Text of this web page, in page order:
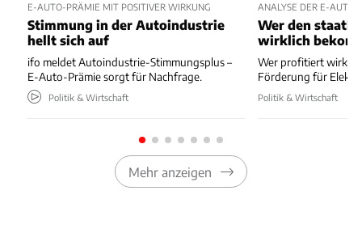
E-AUTO-PRÄMIE MIT POSITIVER WIRKUNG
Stimmung in der Autoindustrie
hellt sich auf
ifo meldet Autoindustrie-Stimmungsplus –
E-Auto-Prämie sorgt für Nachfrage.
Politik & Wirtschaft
ANALYSE DER E-AUTO-
Wer den
wirklich
Wer profitiert
Förderung für
Politik & Wirtschaft
Mehr anzeigen